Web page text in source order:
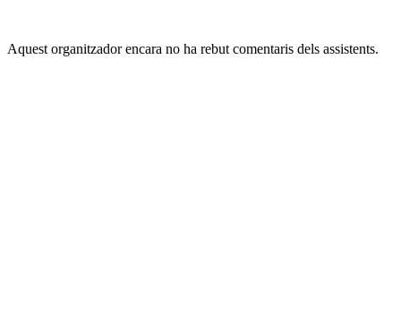
Aquest organitzador encara no ha rebut comentaris dels assistents.